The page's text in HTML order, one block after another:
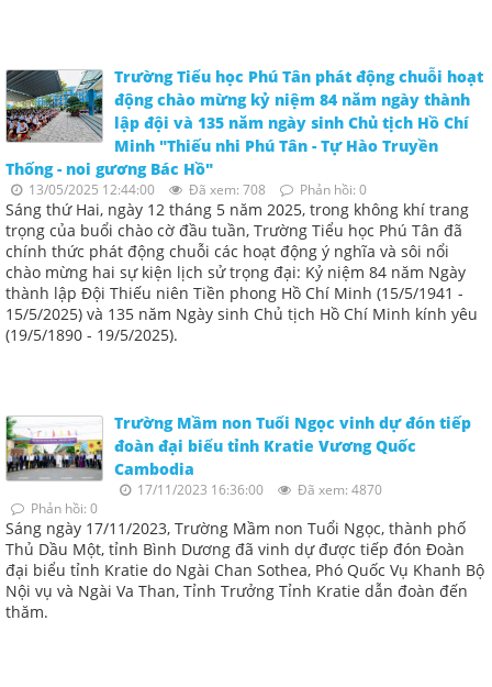
Trường Tiểu học Phú Tân phát động chuỗi hoạt
động chào mừng kỷ niệm 84 năm ngày thành
lập đội và 135 năm ngày sinh Chủ tịch Hồ Chí
Minh "Thiếu nhi Phú Tân - Tự Hào Truyền
Thống - noi gương Bác Hồ"
13/05/2025 12:44:00 Đã xem: 708 Phản hồi: 0
Sáng thứ Hai, ngày 12 tháng 5 năm 2025, trong không khí trang
trọng của buổi chào cờ đầu tuần, Trường Tiểu học Phú Tân đã
chính thức phát động chuỗi các hoạt động ý nghĩa và sôi nổi
chào mừng hai sự kiện lịch sử trọng đại: Kỷ niệm 84 năm Ngày
thành lập Đội Thiếu niên Tiền phong Hồ Chí Minh (15/5/1941 -
15/5/2025) và 135 năm Ngày sinh Chủ tịch Hồ Chí Minh kính yêu
(19/5/1890 - 19/5/2025).
Trường Mầm non Tuổi Ngọc vinh dự đón tiếp
đoàn đại biểu tỉnh Kratie Vương Quốc
Cambodia
17/11/2023 16:36:00
Đã xem: 4870
Phản hồi: 0
Sáng ngày 17/11/2023, Trường Mầm non Tuổi Ngọc, thành phố
Thủ Dầu Một, tỉnh Bình Dương đã vinh dự được tiếp đón Đoàn
đại biểu tỉnh Kratie do Ngài Chan Sothea, Phó Quốc Vụ Khanh Bộ
Nội vụ và Ngài Va Than, Tỉnh Trưởng Tỉnh Kratie dẫn đoàn đến
thăm.